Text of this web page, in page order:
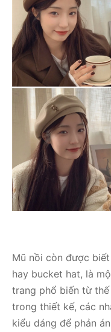
Mũ nồi còn được
hay bucket hat, là
trang phổ biến từ
trong thiết kế, các
kiểu dáng để phản